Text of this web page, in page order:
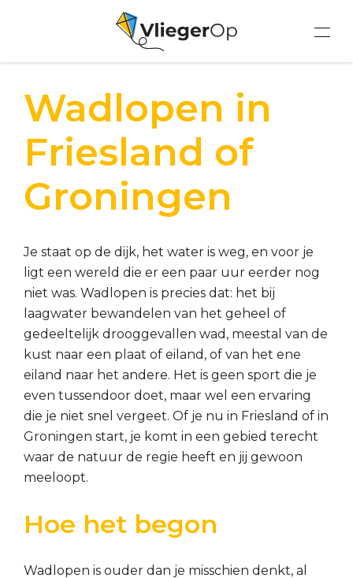
Wadlopen in
Friesland of
Groningen
Je staat op de dijk, het water is weg, en voor je
ligt een wereld die er een paar uur eerder nog
niet was. Wadlopen is precies dat: het bij
laagwater bewandelen van het geheel of
gedeeltelijk drooggevallen wad, meestal van de
kust naar een plaat of eiland, of van het ene
eiland naar het andere. Het is geen sport die je
even tussendoor doet, maar wel een ervaring
die je niet snel vergeet. Of je nu in Friesland of in
Groningen start, je komt in een gebied terecht
waar de natuur de regie heeft en jij gewoon
meeloopt.
Hoe het begon
Wadlopen is ouder dan je misschien denkt, al